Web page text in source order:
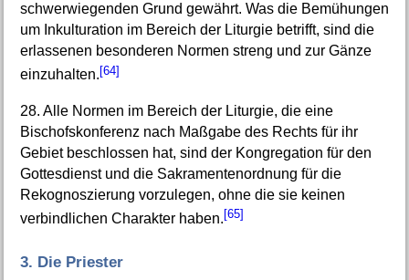
schwerwiegenden Grund gewährt. Was die Bemühungen
um Inkulturation im Bereich der Liturgie betrifft, sind die
erlassenen besonderen Normen streng und zur Gänze
einzuhalten.[64]
28. Alle Normen im Bereich der Liturgie, die eine
Bischofskonferenz nach Maßgabe des Rechts für ihr
Gebiet beschlossen hat, sind der Kongregation für den
Gottesdienst und die Sakramentenordnung für die
Rekognoszierung vorzulegen, ohne die sie keinen
verbindlichen Charakter haben. [65]
3. Die Priester